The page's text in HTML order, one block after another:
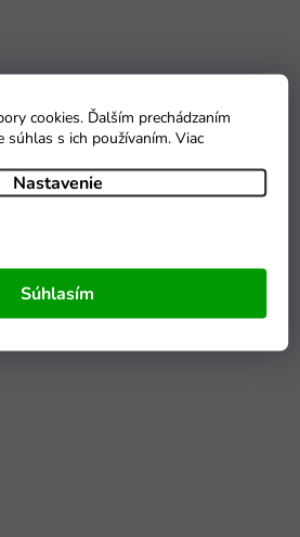
cookies. Ďalším prechádzaním
s ich používaním. Viac
Nastavenie
Súhlasím